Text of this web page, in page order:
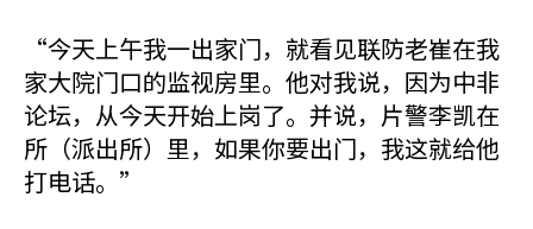
“今天上午我一出家门，就看见联防老崔在我
家大院门口的监视房里。他对我说，因为中非
论坛，从今天开始上岗了。并说，片警李凯在
所（派出所）里，如果你要出门，我这就给他
打电话。”